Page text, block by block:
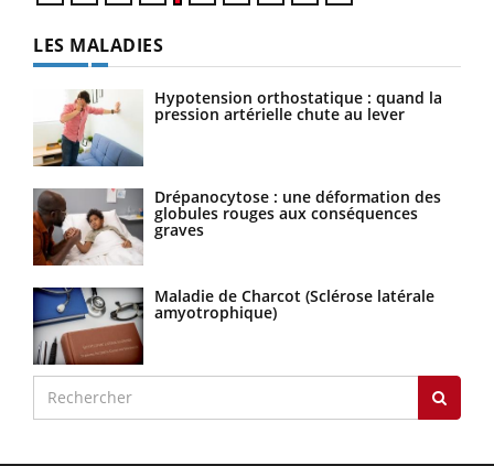
LES MALADIES
Hypotension orthostatique : quand la
pression artérielle chute au lever
Drépanocytose : une déformation des
globules rouges aux conséquences
graves
Maladie de Charcot (Sclérose latérale
amyotrophique)